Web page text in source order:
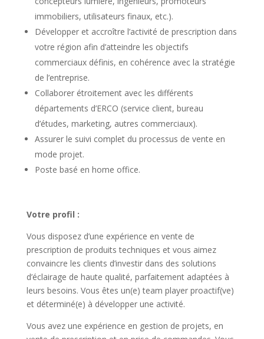
immobiliers, utilisateurs finaux, etc.).
Développer et accroître l’activité de prescription dans
votre région afin d’atteindre les objectifs
commerciaux définis, en cohérence avec la stratégie
de l’entreprise.
Collaborer étroitement avec les différents
départements d’ERCO (service client, bureau
d’études, marketing, autres commerciaux).
Assurer le suivi complet du processus de vente en
mode projet.
Poste basé en home office.
Votre profil :
Vous disposez d’une expérience en vente de
prescription de produits techniques et vous aimez
convaincre les clients d’investir dans des solutions
d’éclairage de haute qualité, parfaitement adaptées à
leurs besoins. Vous êtes un(e) team player proactif(ve)
et déterminé(e) à développer une activité.
Vous avez une expérience en gestion de projets, en